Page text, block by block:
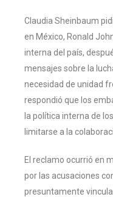
Claudia Sheinbaum
en México, Ronald
interna del país,
mensajes sobre la
necesidad de unidad
respondió que los
la política interna de
limitarse a la
El reclamo ocurrió en
por las acusaciones
presuntamente